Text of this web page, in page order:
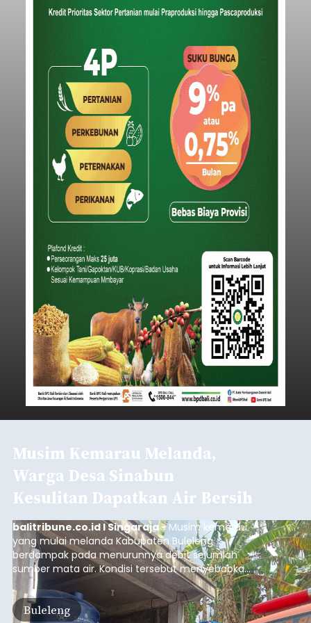
Musim Kemarau Melanda,
Warga Desa Sinabun
Kesulitan Dapatkan Air Bersih
balitribune.co.id I Singaraja -Musim kemarau
yang mulai melanda Kabupaten Buleleng
berdampak pada menurunnya debit sejumlah
sumber mata air. Kondisi tersebut menyebabkan
warga di beberapa desa mulai mengalami
kesulitan mendapatkan air bersih, terutama
untuk memenuhi kebutuhan mandi, cuci, dan
Buleleng